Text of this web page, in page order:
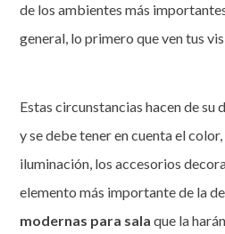
de los ambientes más
general, lo primero que ven tus
Estas circunstancias hacen de
y se debe tener en cuenta el
iluminación, los accesorios
elemento más importante de la
modernas para sala que la